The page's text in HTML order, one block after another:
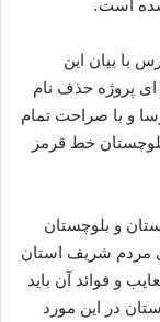
است.
با بیان این
پروژه حذف نام
و با صراحت تمام
خط قرمز
و بلوچستان
مردم شریف استان
و فوائد آن باید
در این مورد